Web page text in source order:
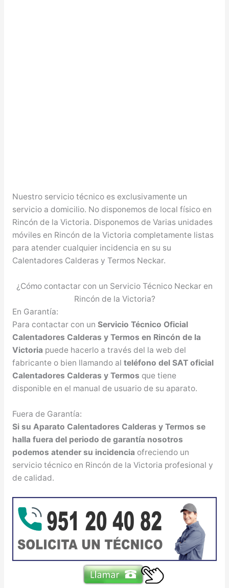
Nuestro servicio técnico es exclusivamente un
servicio a domicilio. No disponemos de local físico en
Rincón de la Victoria. Disponemos de Varias unidades
móviles en Rincón de la Victoria completamente listas
para atender cualquier incidencia en su su
Calentadores Calderas y Termos Neckar.
¿Cómo contactar con un Servicio Técnico Neckar en
Rincón de la Victoria?
En Garantía:
Para contactar con un Servicio Técnico Oficial
Calentadores Calderas y Termos en Rincón de la
Victoria puede hacerlo a través del la web del
fabricante o bien llamando al teléfono del SAT oficial
Calentadores Calderas y Termos que tiene
disponible en el manual de usuario de su aparato.
Fuera de Garantía:
Si su Aparato Calentadores Calderas y Termos se
halla fuera del periodo de garantía nosotros
podemos atender su incidencia ofreciendo un
servicio técnico en Rincón de la Victoria profesional y
de calidad.